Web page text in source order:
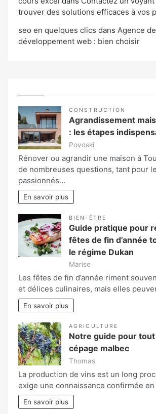
trouver des solutions efficaces à vos
seo en quelques clics dans Agence de
développement web : bien choisir
CONSTRUCTION
Agrandissement
: les étapes
Povoski
Rénover ou agrandir une maison à
de nombreuses questions, tant pour
passionnés…
En savoir plus
BIEN-ÊTRE
Guide pratique pour
fêtes de fin d’année
le régime Dukan
Marise
Les fêtes de fin d’année riment
et délices culinaires, mais elles
En savoir plus
AGRICULTURE
Notre guide pour
cépage malbec
Thomas
La production de vins est un long
exige une connaissance confirmée
En savoir plus